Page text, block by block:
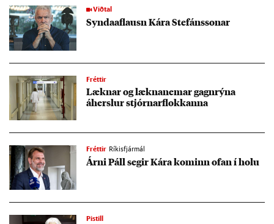
Viðtal
Synda­af­lausn Kára Stef­áns­son­ar
Fréttir
Lækn­ar og lækna­nem­ar gagn­rýna
áhersl­ur stjórn­ar­flokk­anna
Fréttir Ríkisfjármál
Árni Páll seg­ir Kára kom­inn of­an í holu
Pistill